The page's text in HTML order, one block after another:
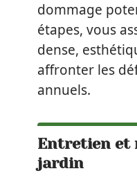
dommage
étapes, vous
dense,
affronter les
annuels.
Entretien et
jardin